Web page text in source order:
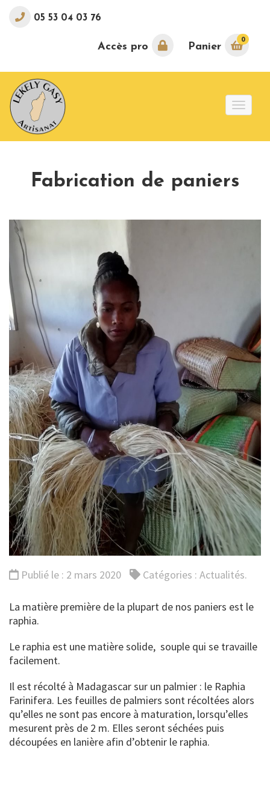
05 53 04 03 76
Accès pro Panier
0
Toggle
Fabrication de paniers
Publié le : 2 mars 2020 Catégories : Actualités.
La matière première de la plupart de nos paniers est le
raphia.
Le raphia est une matière solide, souple qui se travaille
facilement.
Il est récolté à Madagascar sur un palmier : le Raphia
Farinifera. Les feuilles de palmiers sont récoltées alors
qu’elles ne sont pas encore à maturation, lorsqu’elles
mesurent près de 2 m. Elles seront séchées puis
découpées en lanière afin d’obtenir le raphia.